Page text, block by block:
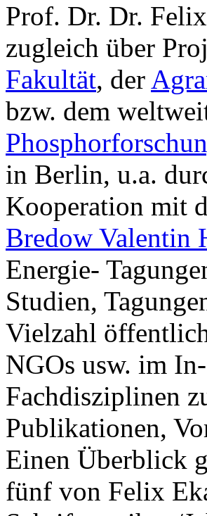
Prof. Dr. Dr.
zugleich über
Fakultät, der
bzw. dem
in Berlin, u.a.
Kooperation mit
Bredow Valentin
Energie-
Studien,
Vielzahl
NGOs usw. im
Fachdisziplinen
Publikationen,
Einen Überblick
fünf von Felix